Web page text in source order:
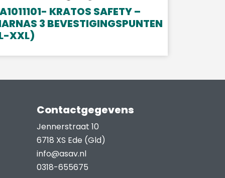
KRATOS SAFETY –
3 BEVESTIGINGSPUNTEN
XXL)
Contactgegevens
Jennerstraat 10
6718 XS Ede (Gld)
info@asav.nl
0318-655675